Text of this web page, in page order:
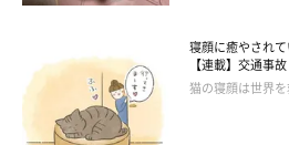
寝顔に癒やされ
【連載】交通事
猫の寝顔は世界を